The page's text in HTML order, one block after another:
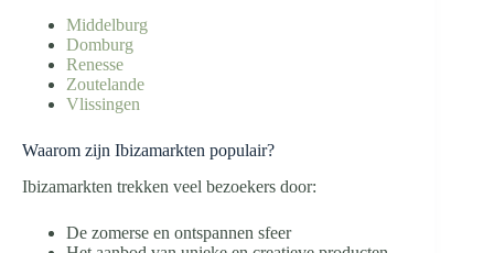
Middelburg
Domburg
Renesse
Zoutelande
Vlissingen
Waarom zijn Ibizamarkten populair?
Ibizamarkten trekken veel bezoekers door:
De zomerse en ontspannen sfeer